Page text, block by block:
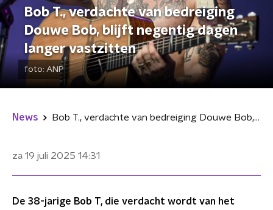
Bob T., verdachte van bedreiging
Douwe Bob, blijft negentig dagen
langer vastzitten
foto: ANP
News Bob T., verdachte van bedreiging Douwe Bob, blijft negentig dagen langer vastzitten
za 19 juli 2025 14:31
De 38-jarige Bob T, die verdacht wordt van het